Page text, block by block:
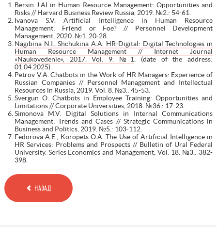
Bersin J.AI in Human Resource Management: Opportunities and
Risks // Harvard Business Review Russia, 2019. №2.: 54-61.
Ivanova S.V. Artificial Intelligence in Human Resource
Management: Friend or Foe? // Personnel Development
Management, 2020. №1. 20-28.
Nagibina N.I., Shchukina A.A. HR-Digital: Digital Technologies in
Human Resource Management // Internet Journal
«Naukovedenie», 2017. Vol. 9. №1. (date of the address:
01.04.2025).
Petrov V.A. Chatbots in the Work of HR Managers: Experience of
Russian Companies // Personnel Management and Intellectual
Resources in Russia, 2019. Vol. 8. №3.: 45-53.
Svergun O. Chatbots in Employee Training: Opportunities and
Limitations // Corporate Universities, 2018. №36.: 17-23.
Simonova M.V. Digital Solutions in Internal Communications
Management: Trends and Cases // Strategic Communications in
Business and Politics, 2019. №5.: 103-112.
Fedorova A.E., Koropets O.A. The Use of Artificial Intelligence in
HR Services: Problems and Prospects // Bulletin of Ural Federal
University. Series Economics and Management, Vol. 18. №3.: 382-
398.
НАЗАД